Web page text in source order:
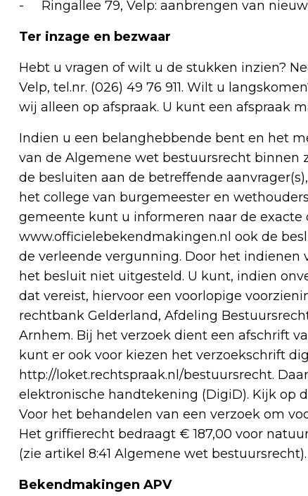
- Ringallee 79, Velp: aanbrengen van
Ter inzage en bezwaar
Hebt u vragen of wilt u de stukken inzien?
Velp, tel.nr. (026) 49 76 911. Wilt u
wij alleen op afspraak. U kunt een afspraak
Indien u een belanghebbende bent en het
van de Algemene wet bestuursrecht binnen
de besluiten aan de betreffende
het college van burgemeester en
gemeente kunt u informeren naar de
www.officielebekendmakingen.nl ook de
de verleende vergunning. Door het
het besluit niet uitgesteld. U kunt, indien
dat vereist, hiervoor een voorlopige
rechtbank Gelderland, Afdeling
Arnhem. Bij het verzoek dient een afschrift
kunt er ook voor kiezen het verzoekschrift
http://loket.rechtspraak.nl/bestuursrecht.
elektronische handtekening (DigiD). Kijk op
Voor het behandelen van een verzoek om
Het griffierecht bedraagt € 187,00 voor
(zie artikel 8:41 Algemene wet bestuursrecht).
Bekendmakingen APV